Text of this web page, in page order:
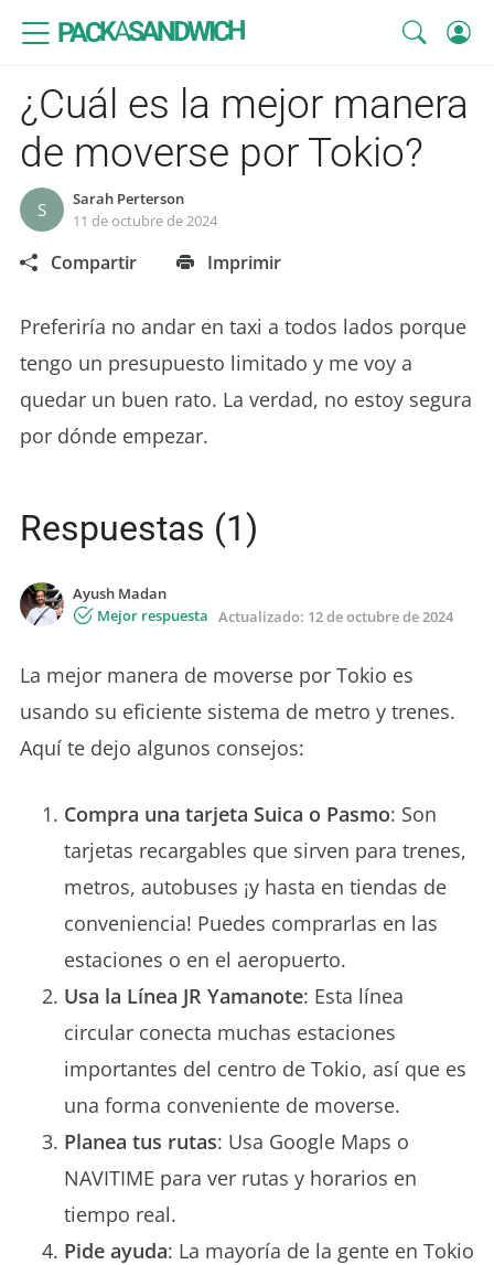
PACKASANDWICH
¿Cuál es la mejor manera
de moverse por Tokio?
S
Sarah Perterson
11 de octubre de 2024
Compartir Imprimir
Preferiría no andar en taxi a todos lados porque
tengo un presupuesto limitado y me voy a
quedar un buen rato. La verdad, no estoy segura
por dónde empezar.
Respuestas (1)
Ayush Madan
Mejor respuesta Actualizado: 12 de octubre de 2024
La mejor manera de moverse por Tokio es
usando su eficiente sistema de metro y trenes.
Aquí te dejo algunos consejos:
Compra una tarjeta Suica o Pasmo: Son
tarjetas recargables que sirven para trenes,
metros, autobuses ¡y hasta en tiendas de
conveniencia! Puedes comprarlas en las
estaciones o en el aeropuerto.
Usa la Línea JR Yamanote: Esta línea
circular conecta muchas estaciones
importantes del centro de Tokio, así que es
una forma conveniente de moverse.
Planea tus rutas: Usa Google Maps o
NAVITIME para ver rutas y horarios en
tiempo real.
Pide ayuda: La mayoría de la gente en Tokio